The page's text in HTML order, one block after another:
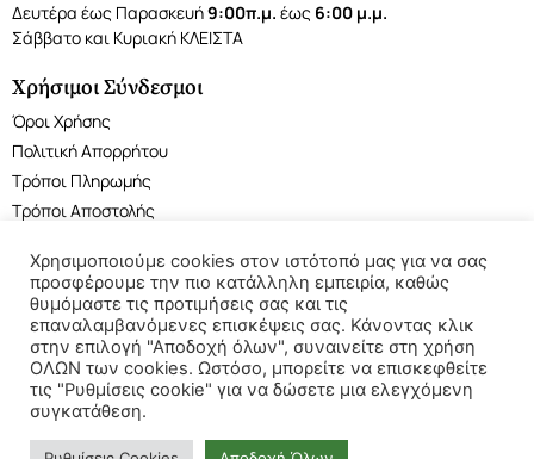
Δευτέρα έως Παρασκευή9:00π.μ. έως 6:00 μ.μ.
Σάββατο και Κυριακή ΚΛΕΙΣΤΑ
Χρήσιμοι Σύνδεσμοι
Όροι Χρήσης
Πολιτική Απορρήτου
Τρόποι Πληρωμής
Τρόποι Αποστολής
©2022 My Reptile Shop. All rights reserved.
Χρησιμοποιούμε cookies στον ιστότοπό μας για να σας
προσφέρουμε την πιο κατάλληλη εμπειρία, καθώς
θυμόμαστε τις προτιμήσεις σας και τις
επαναλαμβανόμενες επισκέψεις σας. Κάνοντας κλικ
στην επιλογή "Αποδοχή όλων", συναινείτε στη χρήση
ΟΛΩΝ των cookies. Ωστόσο, μπορείτε να επισκεφθείτε
τις "Ρυθμίσεις cookie" για να δώσετε μια ελεγχόμενη
συγκατάθεση.